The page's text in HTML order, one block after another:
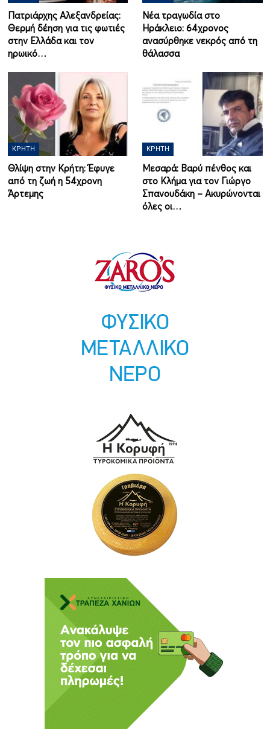
Πατριάρχης Αλεξανδρείας:
Θερμή δέηση για τις φωτιές
στην Ελλάδα και τον
ηρωικό…
Νέα τραγωδία στο
Ηράκλειο: 64χρονος
ανασύρθηκε νεκρός από τη
θάλασσα
ΚΡΉΤΗ
Θλίψη στην Κρήτη: Έφυγε
από τη ζωή η 54χρονη
Άρτεμης
ΚΡΉΤΗ
Μεσαρά: Βαρύ πένθος και
στο Κλήμα για τον Γιώργο
Σπανουδάκη – Ακυρώνονται
όλες οι…